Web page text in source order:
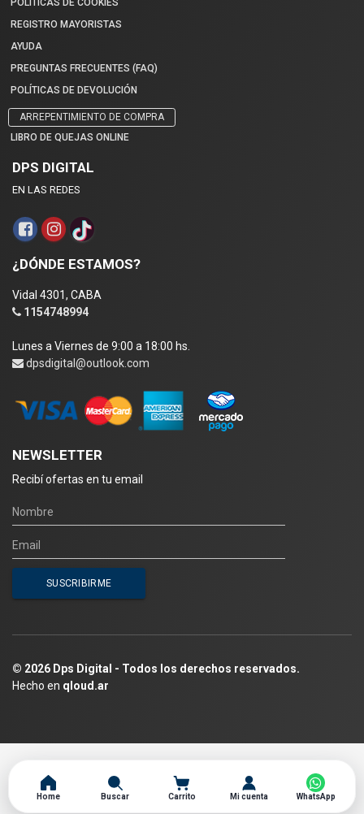
POLÍTICAS DE COOKIES
REGISTRO MAYORISTAS
AYUDA
PREGUNTAS FRECUENTES (FAQ)
POLÍTICAS DE DEVOLUCIÓN
ARREPENTIMIENTO DE COMPRA
LIBRO DE QUEJAS ONLINE
DPS DIGITAL
EN LAS REDES
¿DÓNDE ESTAMOS?
Vidal 4301, CABA
1154748994
Lunes a Viernes de 9:00 a 18:00 hs.
dpsdigital@outlook.com
NEWSLETTER
Recibí ofertas en tu email
© 2026 Dps Digital - Todos los derechos reservados.
Hecho en qloud.ar
Home Buscar Carrito Mi cuenta